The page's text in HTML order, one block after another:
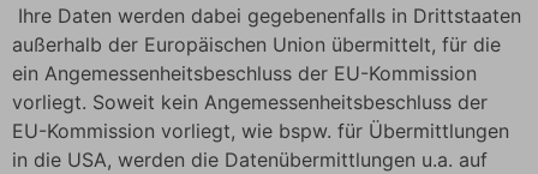
Ihre Daten werden dabei gegebenenfalls in Drittstaaten
außerhalb der Europäischen Union übermittelt, für die
ein Angemessenheitsbeschluss der EU-Kommission
vorliegt. Soweit kein Angemessenheitsbeschluss der
EU-Kommission vorliegt, wie bspw. für Übermittlungen
in die USA, werden die Datenübermittlungen u.a. auf